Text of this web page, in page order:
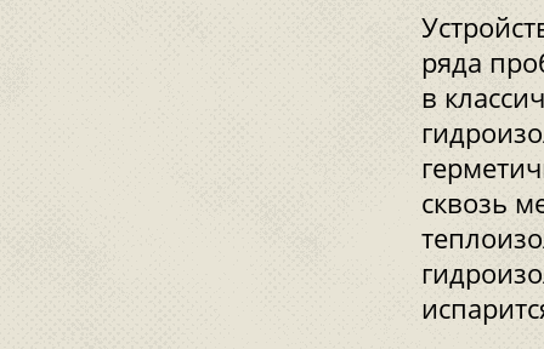
ряда
в
сквозь